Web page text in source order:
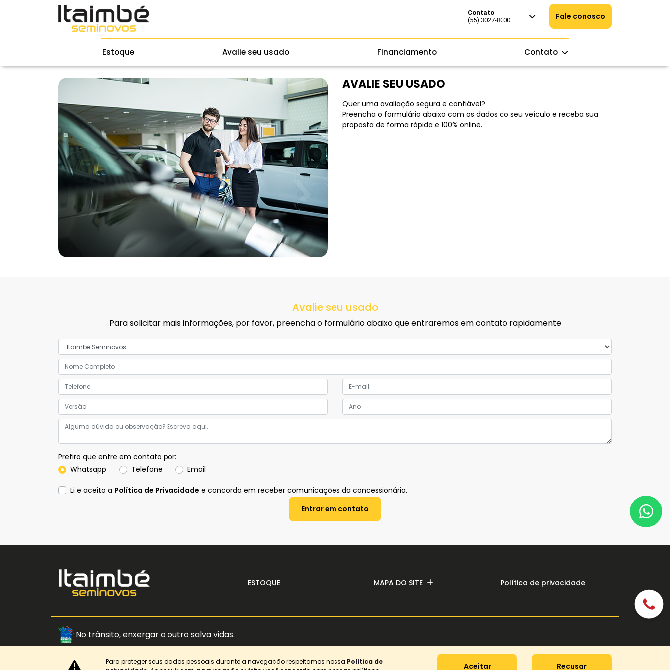
Contato
(55) 3027-8000
Fale conosco
Estoque Avalie seu usado Financiamento Contato
AVALIE SEU USADO
Quer uma avaliação segura e confiável?
Preencha o formulário abaixo com os dados do seu veículo e receba sua
proposta de forma rápida e 100% online.
Avalie seu usado
Para solicitar mais informações, por favor, preencha o formulário abaixo que entraremos em contato rapidamente
Prefiro que entre em contato por:
Whatsapp
Telefone Email
Li e aceito a Política de Privacidade e concordo em receber comunicações da concessionária.
Entrar em contato
ESTOQUE MAPA DO SITE Política de privacidade
No trânsito, enxergar o outro salva vidas.
Para proteger seus dados pessoais durante a navegação respeitamos nossa Política de
Aceitar Recusar